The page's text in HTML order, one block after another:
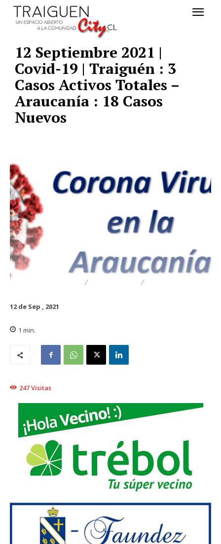
12 Septiembre 2021 |
Covid-19 | Traiguén : 3
Casos Activos Totales –
Araucanía : 18 Casos
Nuevos
12 de Sep , 2021
1 min.
247Visitas